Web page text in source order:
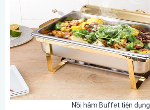
Nồi hâm Buffet tiện dụng